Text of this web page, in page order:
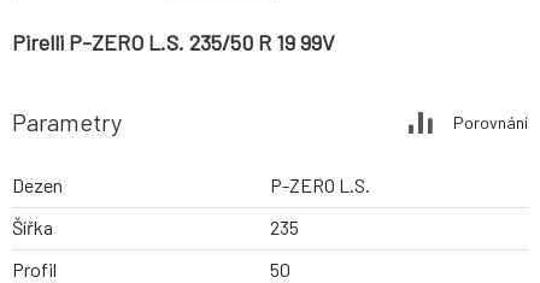
Pirelli P-ZERO L.S. 235/50 R 19 99V
Parametry Porovnání
Dezen
P-ZERO L.S.
Šířka
235
Profil
50